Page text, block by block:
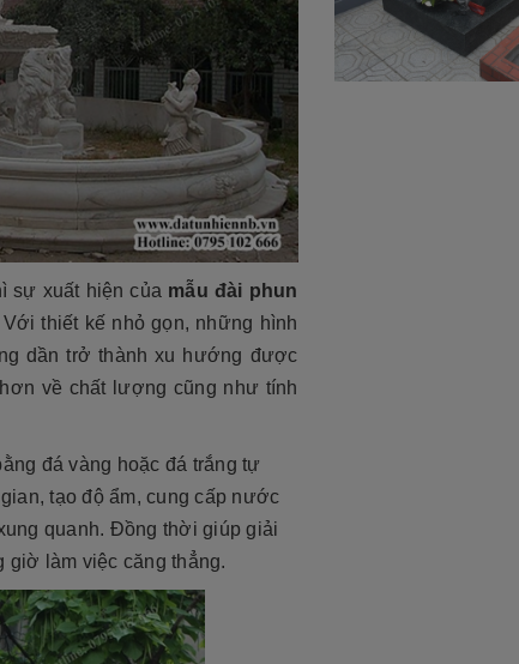
sự xuất hiện của mẫu đài phun
thiết kế nhỏ gọn, những hình
dần trở thành xu hướng được
về chất lượng cũng như tính
đá vàng hoặc đá trắng tự
tạo độ ẩm, cung cấp nước
quanh. Đồng thời giúp giải
giờ làm việc căng thẳng.